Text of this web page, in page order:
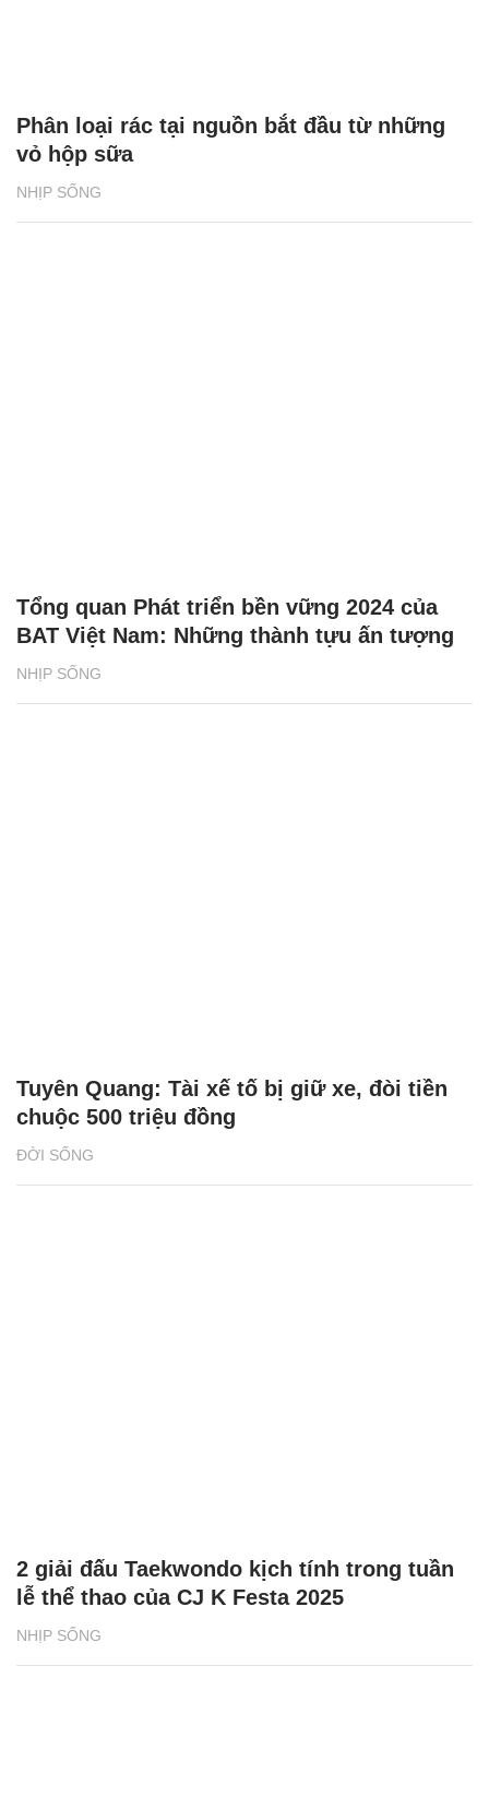
NHỊP SỐNG
Phân loại rác tại nguồn bắt đầu từ những
vỏ hộp sữa
NHỊP SỐNG
Tổng quan Phát triển bền vững 2024 của
BAT Việt Nam: Những thành tựu ấn tượng
ĐỜI SỐNG
Tuyên Quang: Tài xế tố bị giữ xe, đòi tiền
chuộc 500 triệu đồng
NHỊP SỐNG
2 giải đấu Taekwondo kịch tính trong tuần
lễ thể thao của CJ K Festa 2025